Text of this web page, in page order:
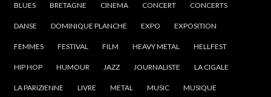
BLUES BRETAGNE CINEMA CONCERT CONCERTS
DANSE DOMINIQUE PLANCHE EXPO EXPOSITION
FEMMES FESTIVAL FILM HEAVY METAL HELLFEST
HIP HOP HUMOUR JAZZ JOURNALISTE LA CIGALE
LA PARIZIENNE LIVRE METAL MUSIC MUSIQUE